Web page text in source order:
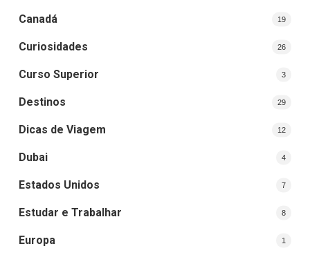
Canadá 19
Curiosidades 26
Curso Superior 3
Destinos 29
Dicas de Viagem 12
Dubai 4
Estados Unidos 7
Estudar e Trabalhar 8
Europa 1